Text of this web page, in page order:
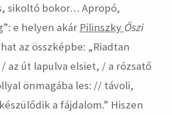
sikoltó bokor… Apropó,
e helyen akár Pilinszky Őszi
az összképbe: „Riadtan
az út lapulva elsiet, / a rózsatő
önmagába les: // távoli,
a fájdalom.” Hiszen